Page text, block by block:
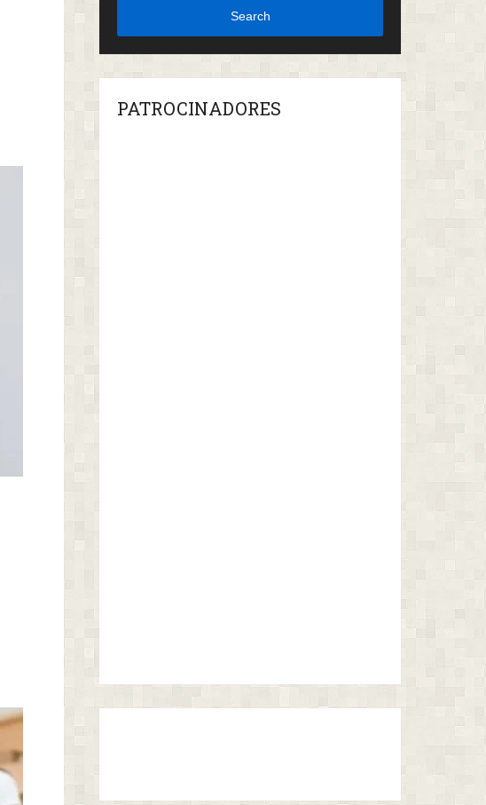
Search
PATROCINADORES